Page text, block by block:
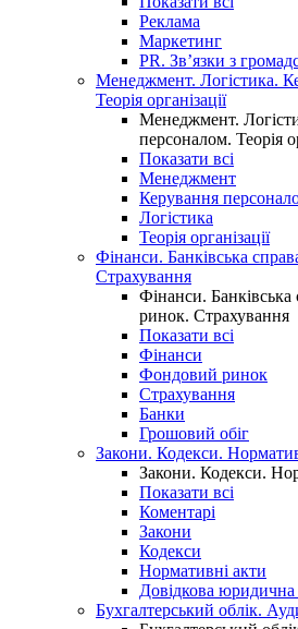
Реклама
Маркетинг
PR. Зв’язки з
Менеджмент. Логістика.
Теорія організації
Менеджмент.
персоналом. Теорія
Показати всі
Менеджмент
Керування
Логістика
Теорія організації
Фінанси. Банківська
Страхування
Фінанси.
ринок. Страхування
Показати всі
Фінанси
Фондовий ринок
Страхування
Банки
Грошовий обіг
Закони. Кодекси.
Закони. Кодекси.
Показати всі
Коментарі
Закони
Кодекси
Нормативні акти
Довідкова юридична
Бухгалтерський облік.